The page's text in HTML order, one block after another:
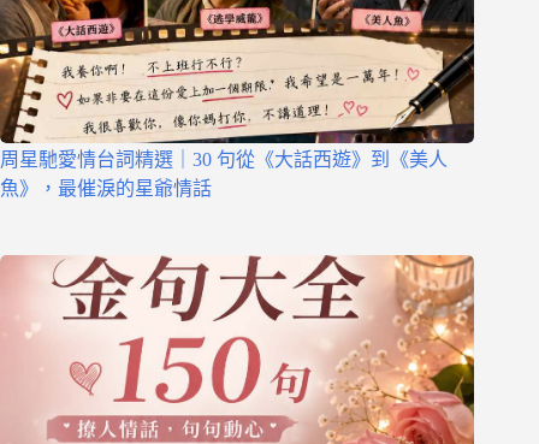
周星馳愛情台詞精選｜30 句從《大話西遊》到《美人
魚》，最催淚的星爺情話